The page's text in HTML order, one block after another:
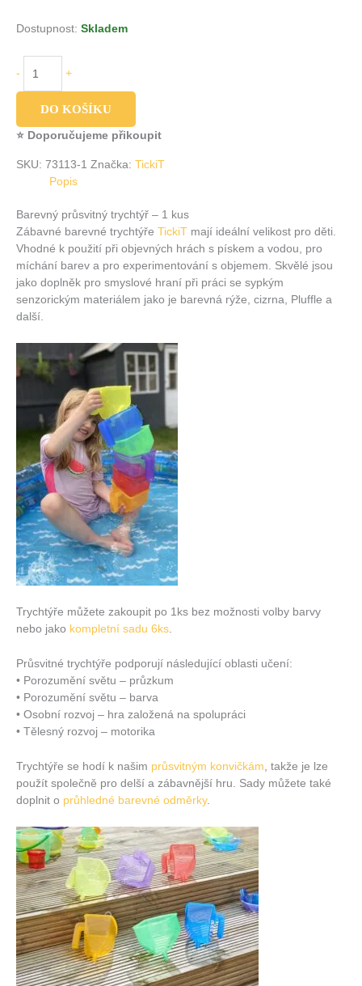
Dostupnost: Skladem
- +
DO KOŠÍKU
⭐ Doporučujeme přikoupit
SKU: 73113-1 Značka: TickiT
Popis
Barevný průsvitný trychtýř – 1 kus
Zábavné barevné trychtýře TickiT mají ideální velikost pro děti.
Vhodné k použití při objevných hrách s pískem a vodou, pro
míchání barev a pro experimentování s objemem. Skvělé jsou
jako doplněk pro smyslové hraní při práci se sypkým
senzorickým materiálem jako je barevná rýže, cizrna, Pluffle a
další.
Trychtýře můžete zakoupit po 1ks bez možnosti volby barvy
nebo jako kompletní sadu 6ks.
Průsvitné trychtýře podporují následující oblasti učení:
• Porozumění světu – průzkum
• Porozumění světu – barva
• Osobní rozvoj – hra založená na spolupráci
• Tělesný rozvoj – motorika
Trychtýře se hodí k našim průsvitným konvičkám , takže je lze
použít společně pro delší a zábavnější hru. Sady můžete také
doplnit o průhledné barevné odměrky.